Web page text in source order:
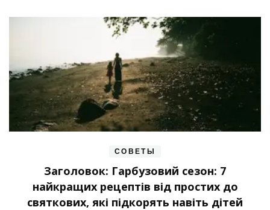
СОВЕТЫ
Заголовок: Гарбузовий сезон: 7
найкращих рецептів від простих до
святкових, які підкорять навіть дітей